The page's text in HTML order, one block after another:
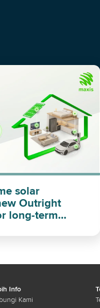
solar
Outright
long-term
Info
Kami